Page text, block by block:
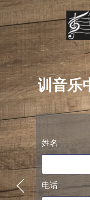
培训音乐
阿萨德
姓名
电话